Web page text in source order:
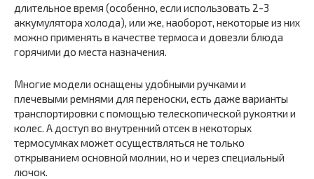
длительное время (особенно, если использовать 2-3
аккумулятора холода), или же, наоборот, некоторые из них
можно применять в качестве термоса и довезли блюда
горячими до места назначения.
Многие модели оснащены удобными ручками и
плечевыми ремнями для переноски, есть даже варианты
транспортировки с помощью телескопической рукоятки и
колес. А доступ во внутренний отсек в некоторых
термосумках может осуществляться не только
открыванием основной молнии, но и через специальный
лючок.